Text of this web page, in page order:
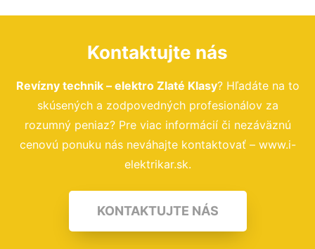
Kontaktujte nás
Revízny technik – elektro Zlaté Klasy? Hľadáte na to
skúsených a zodpovedných profesionálov za
rozumný peniaz? Pre viac informácií či nezáväznú
cenovú ponuku nás neváhajte kontaktovať – www.i-
elektrikar.sk.
KONTAKTUJTE NÁS